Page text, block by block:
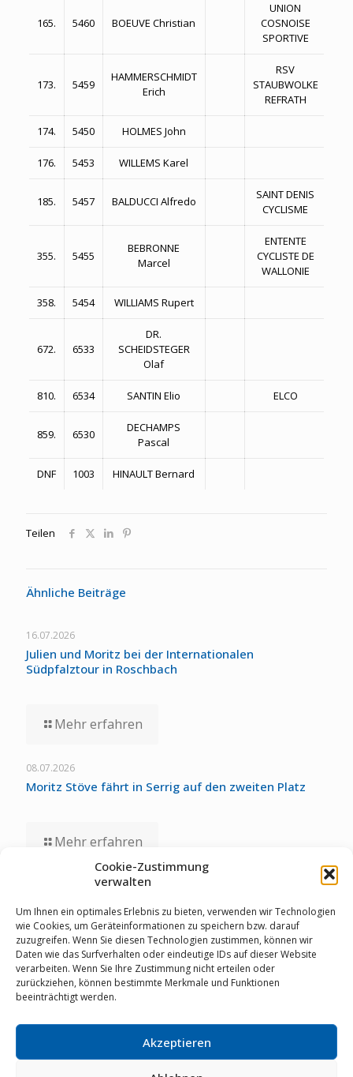
Cookie-Zustimmung
verwalten
Um Ihnen ein optimales Erlebnis zu bieten, verwenden wir Technologien
wie Cookies, um Geräteinformationen zu speichern bzw. darauf
zuzugreifen. Wenn Sie diesen Technologien zustimmen, können wir
Daten wie das Surfverhalten oder eindeutige IDs auf dieser Website
verarbeiten. Wenn Sie Ihre Zustimmung nicht erteilen oder
zurückziehen, können bestimmte Merkmale und Funktionen
beeinträchtigt werden.
Akzeptieren
165. 5460 BOEUVE Christian
UNION
COSNOISE
SPORTIVE
173. 5459
HAMMERSCHMIDT
Erich
RSV
STAUBWOLKE
REFRATH
174. 5450 HOLMES John
176. 5453 WILLEMS Karel
185. 5457 BALDUCCI Alfredo
SAINT DENIS
CYCLISME
355. 5455
BEBRONNE
Marcel
ENTENTE
CYCLISTE DE
WALLONIE
358. 5454 WILLIAMS Rupert
672. 6533
DR.
SCHEIDSTEGER
Olaf
810. 6534 SANTIN Elio ELCO
859. 6530
DECHAMPS
Pascal
DNF 1003 HINAULT Bernard
Teilen
Ähnliche Beiträge
16.07.2026
Julien und Moritz bei der Internationalen
Südpfalztour in Roschbach
Mehr erfahren
08.07.2026
Moritz Stöve fährt in Serrig auf den zweiten Platz
Mehr erfahren
Staubwolke-U17 zollt unglücklichen Umständen bei
Deutschen Meisterschaften Tribut
Mehr erfahren
© RSV Staubwolke Refrath 1952 e.V. |
Cookie Richtlinie|Impressum|Mitglieder-Login|
02204
info@staubwolke-refrath.de